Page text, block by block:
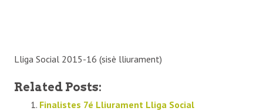
Lliga Social 2015-16 (sisè lliurament)
Related Posts:
Finalistes 7é Lliurament Lliga Social